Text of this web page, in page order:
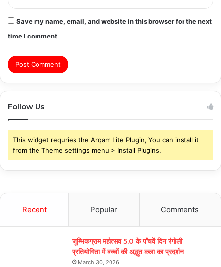
Save my name, email, and website in this browser for the next
time I comment.
Follow Us
This widget requries the Arqam Lite Plugin, You can install it
from the Theme settings menu > Install Plugins.
Recent Popular Comments
जूम्भिकग्राम महोत्सव 5.0 के पाँचवें दिन रंगोली
प्रतियोगिता में बच्चों की अद्भुत कला का प्रदर्शन
March 30, 2026